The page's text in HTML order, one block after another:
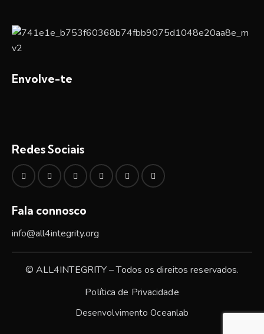
Envolve-te
Redes Sociais
Fala connosco
info@all4integrity.org
© ALL4INTEGRITY – Todos os direitos reservados.
Política de Privacidade
DesenvolvimentoOceanlab